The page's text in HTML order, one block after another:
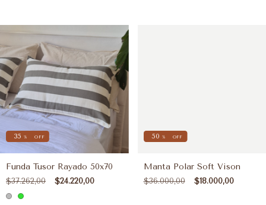
35 % OFF
Funda Tusor Rayado 50x70
$37.262,00 $24.220,00
50 % OFF
Manta Polar Soft Vison
$36.000,00 $18.000,00